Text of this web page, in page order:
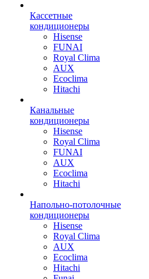
Кассетные
кондиционеры
Hisense
FUNAI
Royal Clima
AUX
Ecoclima
Hitachi
Канальные
кондиционеры
Hisense
Royal Clima
FUNAI
AUX
Ecoclima
Hitachi
Напольно-потолочные
кондиционеры
Hisense
Royal Clima
AUX
Ecoclima
Hitachi